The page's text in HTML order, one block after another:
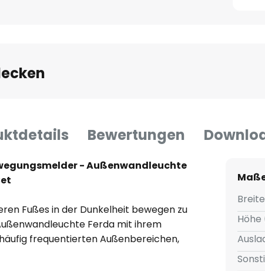
Bewertungen
- Außenwandleuchte
Fußes in der Dunkelheit bewegen zu
Ferda mit ihrem
frequentierten Außenbereichen,
Bei Bewegungserfassung